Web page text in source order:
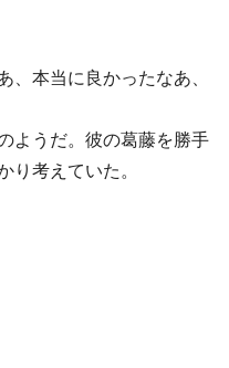
、本当に良かったなあ、
ようだ。彼の葛藤を勝手
考えていた。